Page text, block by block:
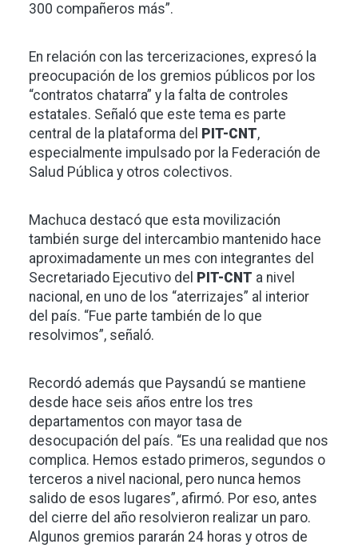
300 compañeros más”.
En relación con las tercerizaciones, expresó la
preocupación de los gremios públicos por los
“contratos chatarra” y la falta de controles
estatales. Señaló que este tema es parte
central de la plataforma del
PIT-CNT,
especialmente impulsado por la Federación de
Salud Pública y otros colectivos.
Machuca destacó que esta movilización
también surge del intercambio mantenido hace
aproximadamente un mes con integrantes del
Secretariado Ejecutivo del
PIT-CNT a nivel
nacional, en uno de los “aterrizajes” al interior
del país. “Fue parte también de lo que
resolvimos”, señaló.
Recordó además que Paysandú se mantiene
desde hace seis años entre los tres
departamentos con mayor tasa de
desocupación del país. “Es una realidad que nos
complica. Hemos estado primeros, segundos o
terceros a nivel nacional, pero nunca hemos
salido de esos lugares”, afirmó. Por eso, antes
del cierre del año resolvieron realizar un paro.
Algunos gremios pararán 24 horas y otros de